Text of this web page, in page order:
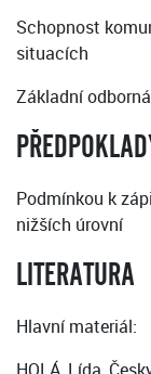
Schopnost
situacích
Základní
Podmínkou k
nižších úrovní
LITERATURA
Hlavní materiál: